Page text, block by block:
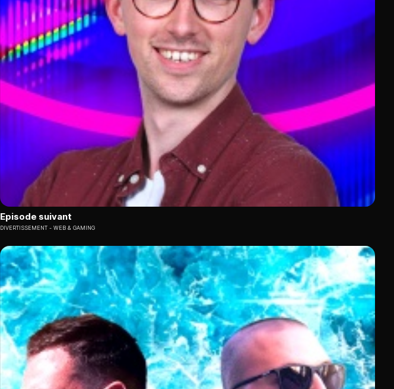
Episode suivant
DIVERTISSEMENT WEB & GAMING